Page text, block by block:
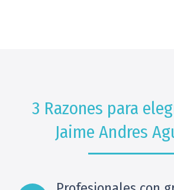
3 Razones para
Jaime Andres